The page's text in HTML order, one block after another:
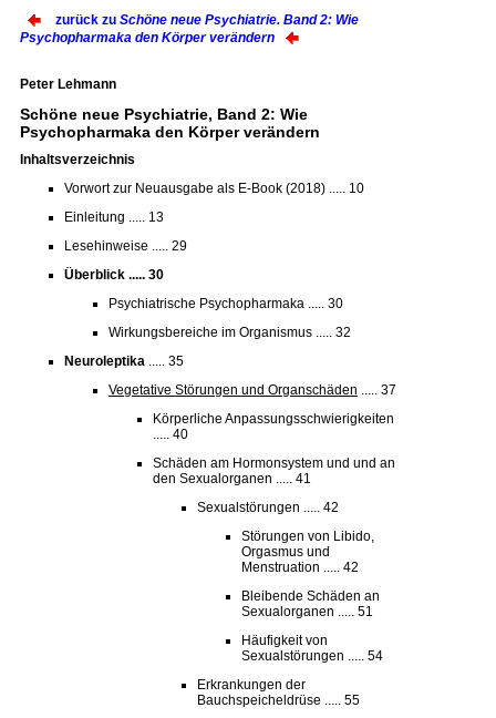
zurück zu Schöne neue Psychiatrie. Band 2: Wie
Psychopharmaka den Körper verändern
Peter Lehmann
Schöne neue Psychiatrie, Band 2: Wie
Psychopharmaka den Körper verändern
Inhaltsverzeichnis
Vorwort zur Neuausgabe als E-Book (2018) ..... 10
Einleitung ..... 13
Lesehinweise ..... 29
Überblick ..... 30
Psychiatrische Psychopharmaka ..... 30
Wirkungsbereiche im Organismus ..... 32
Neuroleptika ..... 35
Vegetative Störungen und Organschäden ..... 37
Körperliche Anpassungsschwierigkeiten
..... 40
Schäden am Hormonsystem und und an
den Sexualorganen ..... 41
Sexualstörungen ..... 42
Störungen von Libido,
Orgasmus und
Menstruation ..... 42
Bleibende Schäden an
Sexualorganen ..... 51
Häufigkeit von
Sexualstörungen ..... 54
Erkrankungen der
Bauchspeicheldrüse ..... 55